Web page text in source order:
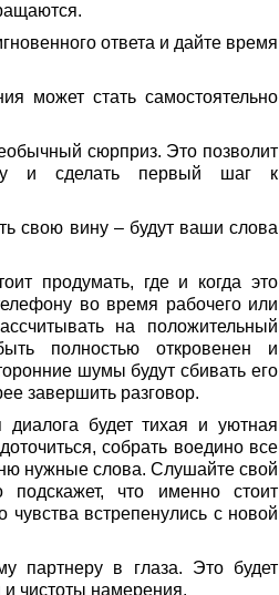
ответа и дайте время
может стать самостоятельно
сюрприз. Это позволит
и сделать первый шаг к
свою вину – будут ваши слова
продумать, где и когда это
во время рабочего или
на положительный
полностью откровенен и
шумы будут сбивать его
завершить разговор.
будет тихая и уютная
собрать воедино все
нужные слова. Слушайте свой
подскажет, что именно стоит
чувства встрепенулись с новой
партнеру в глаза. Это будет
чистоты намерения.